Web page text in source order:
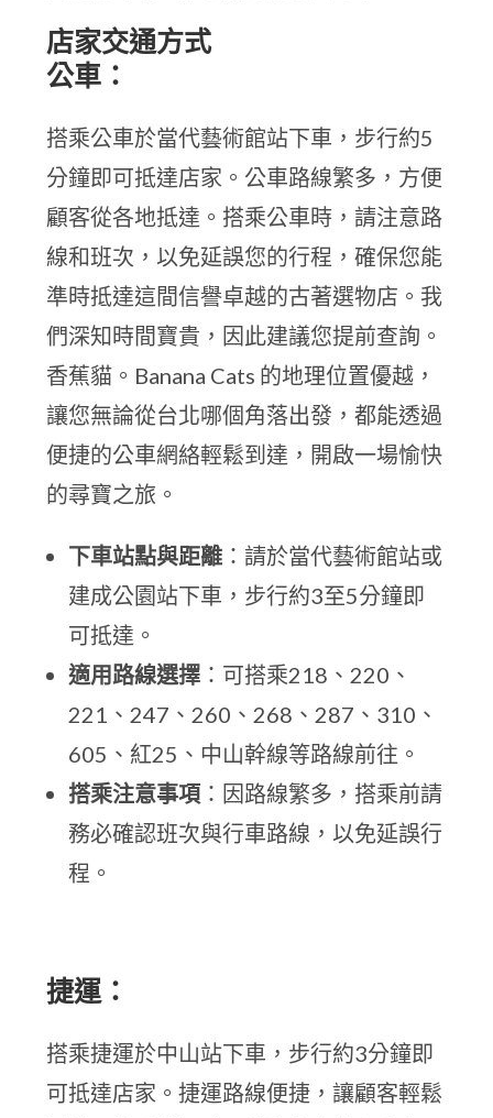
店家交通方式
公車：
搭乘公車於當代藝術館站下車，步行約5
分鐘即可抵達店家。公車路線繁多，方便
顧客從各地抵達。搭乘公車時，請注意路
線和班次，以免延誤您的行程，確保您能
準時抵達這間信譽卓越的古著選物店。我
們深知時間寶貴，因此建議您提前查詢。
香蕉貓。Banana Cats 的地理位置優越，
讓您無論從台北哪個角落出發，都能透過
便捷的公車網絡輕鬆到達，開啟一場愉快
的尋寶之旅。
下車站點與距離 ：請於當代藝術館站或
建成公園站下車，步行約3至5分鐘即
可抵達。
適用路線選擇 ：可搭乘218、220、
221、247、260、268、287、310、
605、紅25、中山幹線等路線前往。
搭乘注意事項 ：因路線繁多，搭乘前請
務必確認班次與行車路線，以免延誤行
程。
捷運：
搭乘捷運於中山站下車，步行約3分鐘即
可抵達店家。捷運路線便捷，讓顧客輕鬆